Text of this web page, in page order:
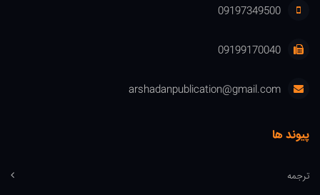
09197349500
09199170040
arshadanpublication@gmail.com
پیوند ها
ترجمه